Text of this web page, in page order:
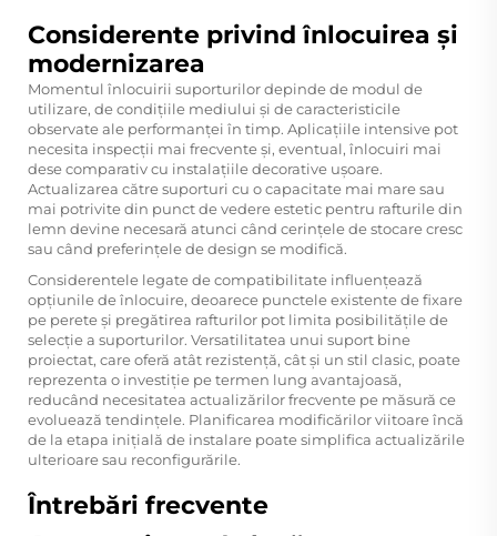
Considerente privind înlocuirea și
modernizarea
Momentul înlocuirii suporturilor depinde de modul de
utilizare, de condițiile mediului și de caracteristicile
observate ale performanței în timp. Aplicațiile intensive pot
necesita inspecții mai frecvente și, eventual, înlocuiri mai
dese comparativ cu instalațiile decorative ușoare.
Actualizarea către suporturi cu o capacitate mai mare sau
mai potrivite din punct de vedere estetic pentru rafturile din
lemn devine necesară atunci când cerințele de stocare cresc
sau când preferințele de design se modifică.
Considerentele legate de compatibilitate influențează
opțiunile de înlocuire, deoarece punctele existente de fixare
pe perete și pregătirea rafturilor pot limita posibilitățile de
selecție a suporturilor. Versatilitatea unui suport bine
proiectat, care oferă atât rezistență, cât și un stil clasic, poate
reprezenta o investiție pe termen lung avantajoasă,
reducând necesitatea actualizărilor frecvente pe măsură ce
evoluează tendințele. Planificarea modificărilor viitoare încă
de la etapa inițială de instalare poate simplifica actualizările
ulterioare sau reconfigurările.
Întrebări frecvente